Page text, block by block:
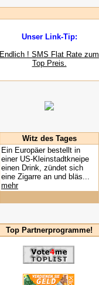
Unser Link-Tip:
Endlich ! SMS Flat Rate zum
Top Preis.
Witz des Tages
Ein Europäer bestellt in
einer US-Kleinstadtkneipe
einen Drink, zündet sich
eine Zigarre an und bläs...
mehr
Top Partnerprogramme!